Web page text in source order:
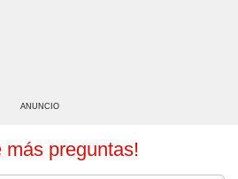
ANUNCIO
más preguntas!